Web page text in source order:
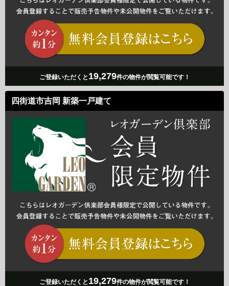
ご登録いただくと 19,279件の物件が閲覧可能です！
四街道市吉岡 新築一戸建て
ご登録いただくと 19,279件の物件が閲覧可能です！